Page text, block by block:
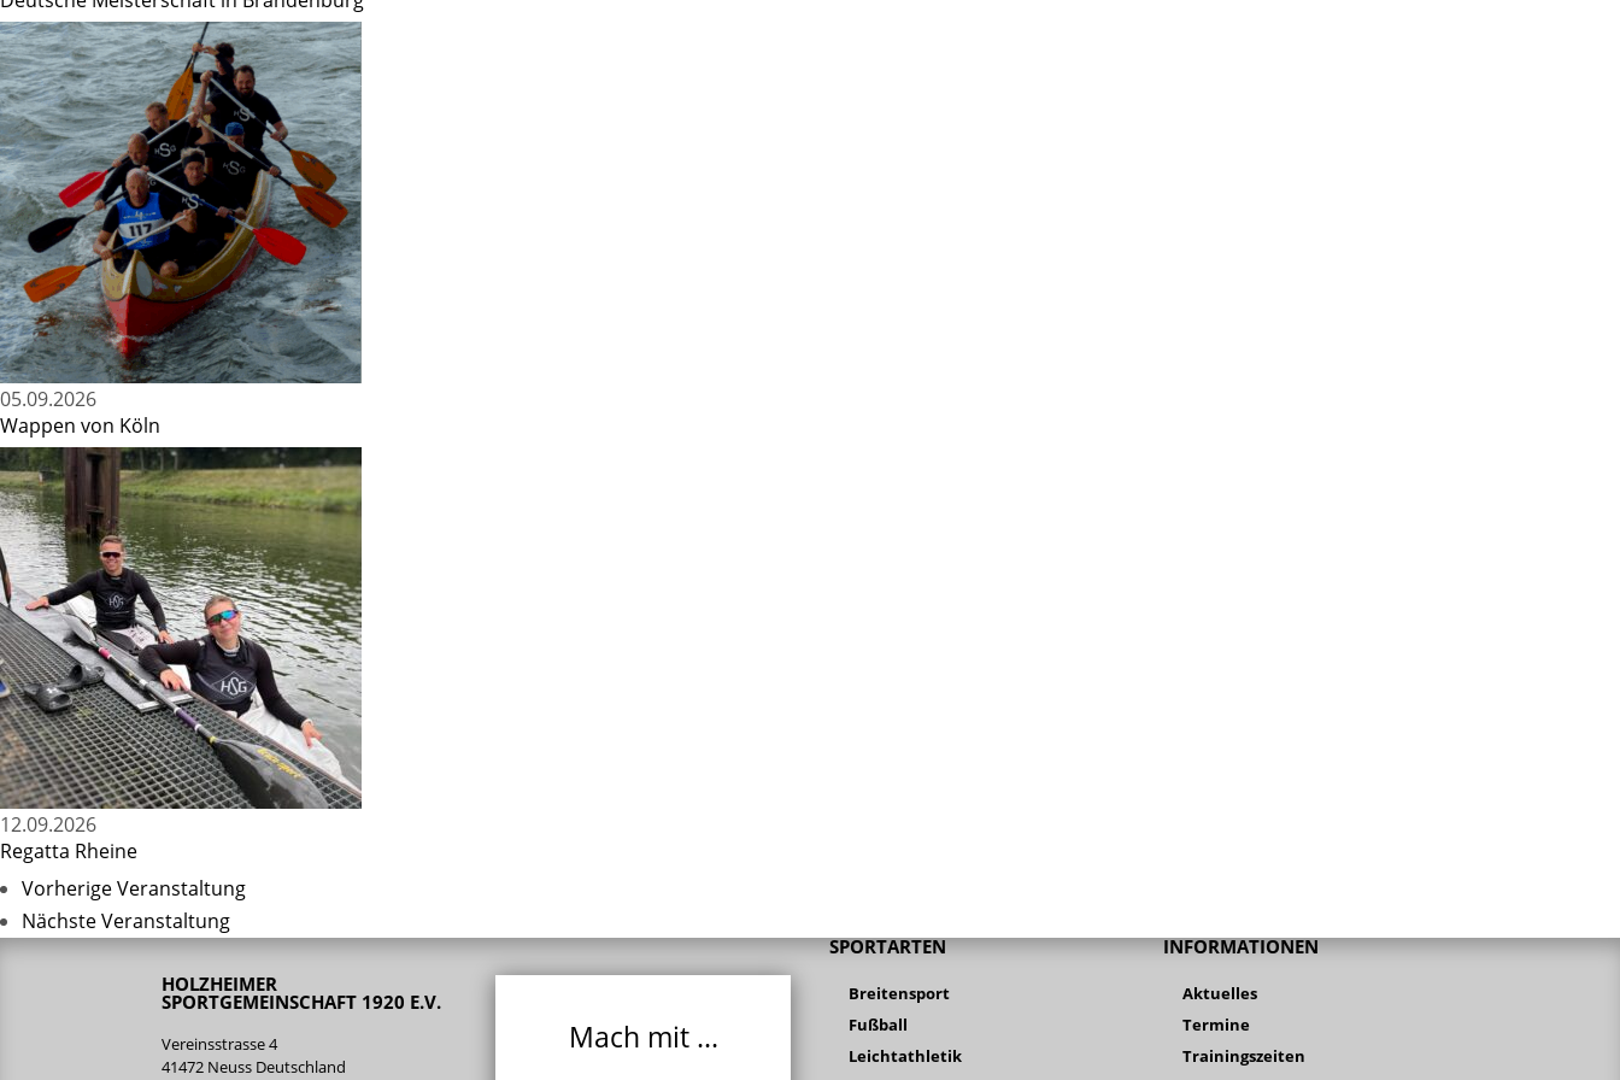
05.09.2026
Wappen von Köln
12.09.2026
Regatta Rheine
Vorherige Veranstaltung
Nächste Veranstaltung
HOLZHEIMER
SPORTGEMEINSCHAFT 1920 E.V.
Vereinsstrasse 4
41472 Neuss Deutschland
Mach mit ...
SPORTARTEN
Breitensport
Fußball
Leichtathletik
INFORMATIONEN
Aktuelles
Termine
Trainingszeiten